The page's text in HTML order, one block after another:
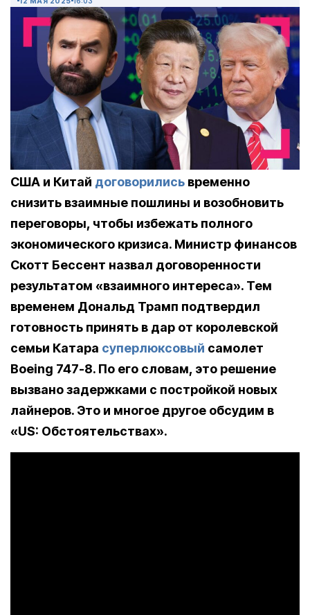
США и Китай договорились временно
снизить взаимные пошлины и возобновить
переговоры, чтобы избежать полного
экономического кризиса. Министр финансов
Скотт Бессент назвал договоренности
результатом «взаимного интереса». Тем
временем Дональд Трамп подтвердил
готовность принять в дар от королевской
семьи Катара суперлюксовый самолет
Boeing 747-8. По его словам, это решение
вызвано задержками с постройкой новых
лайнеров. Это и многое другое обсудим в
«US: Обстоятельствах».